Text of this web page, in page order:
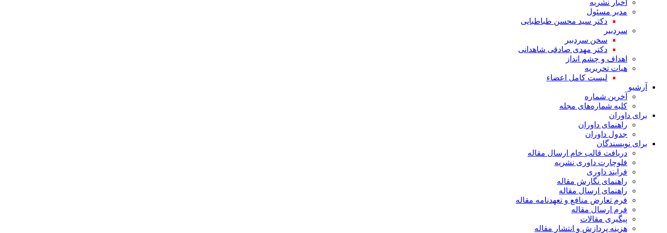
اخبار نشریه
مدیر مسئول
دکتر سید محسن طباطبایی
سردبیر
سخن سردبیر
دکتر مهدی صادقی شاهدانی
اهداف و چشم انداز
هیات تحریریه
لیست کامل اعضاء
آرشیو
آخرین شماره
کلیه شماره‌های مجله
برای داوران
راهنمای داوران
جدول داوران
برای نویسندگان
دریافت قالب خام ارسال مقاله
فلوچارت داوری نشریه
فرایند داوری
راهنمای نگارش مقاله
راهنمای ارسال مقاله
فرم تعارض منافع و تعهدنامه مقاله
فرم ارسال مقاله
پیگیری مقالات
هزینه پردازش و انتشار مقاله